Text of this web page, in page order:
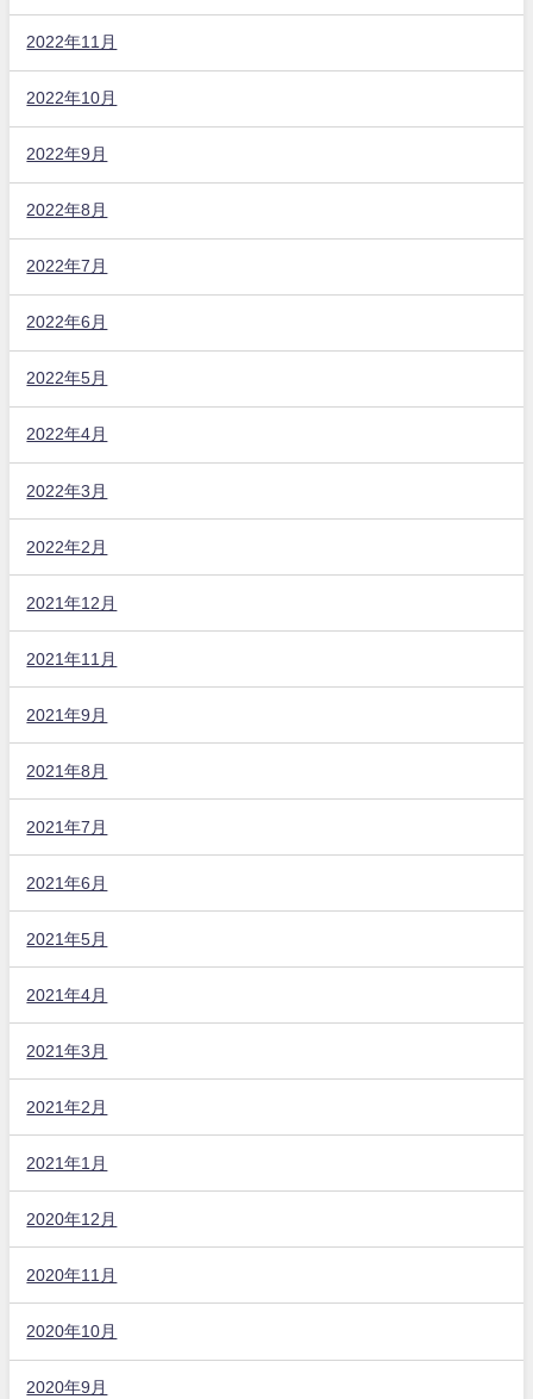
2022年11月
2022年10月
2022年9月
2022年8月
2022年7月
2022年6月
2022年5月
2022年4月
2022年3月
2022年2月
2021年12月
2021年11月
2021年9月
2021年8月
2021年7月
2021年6月
2021年5月
2021年4月
2021年3月
2021年2月
2021年1月
2020年12月
2020年11月
2020年10月
2020年9月